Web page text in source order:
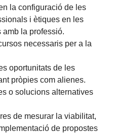
la configuració de les
i ètiques en les
la professió.
necessaris per a la
oportunitats de les
pròpies com alienes.
o solucions alternatives
de mesurar la viabilitat,
de propostes